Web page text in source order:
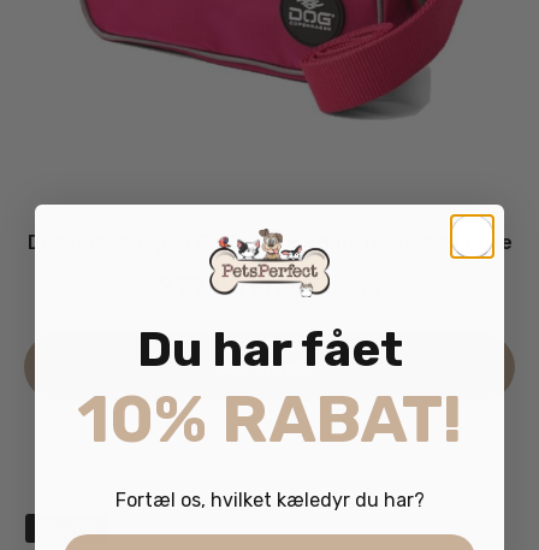
Dog Copenhagen Go Explore Bæltetaske Wild Rose
299.00kr.inkl. moms
Læs mere
Du har fået
10% RABAT!
Fortæl os, hvilket kæledyr du har?